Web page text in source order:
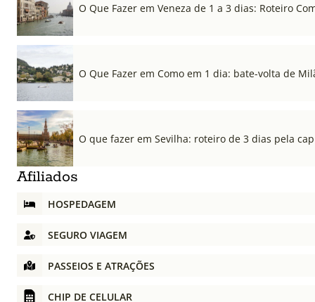
O Que Fazer em Veneza de 1 a 3 dias: Roteiro
O Que Fazer em Como em 1 dia: bate-volta de
O que fazer em Sevilha: roteiro de 3 dias pela
Afiliados
HOSPEDAGEM
SEGURO VIAGEM
PASSEIOS E ATRAÇÕES
CHIP DE CELULAR